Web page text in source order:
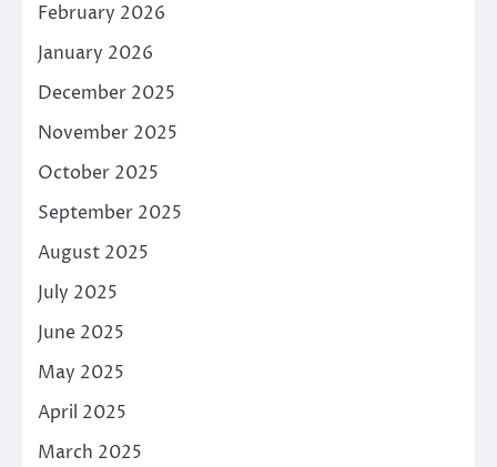
February 2026
January 2026
December 2025
November 2025
October 2025
September 2025
August 2025
July 2025
June 2025
May 2025
April 2025
March 2025